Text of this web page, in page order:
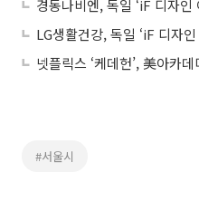
경동나비엔, 독일 ‘iF 디자인
LG생활건강, 독일 ‘iF 디자
넷플릭스 ‘케데헌’, 美아카
#서울시